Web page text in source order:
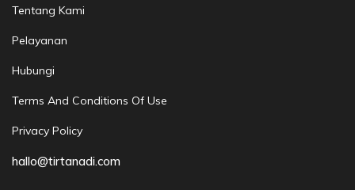
Tentang Kami
Pelayanan
Hubungi
Terms And Conditions Of Use
Privacy Policy
hallo@tirtanadi.com